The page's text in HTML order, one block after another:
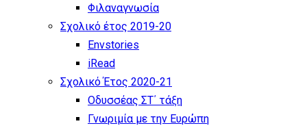
Φιλαναγνωσία
Σχολικό έτος 2019-20
Envstories
iRead
Σχολικό Έτος 2020-21
Οδυσσέας ΣΤ΄ τάξη
Γνωριμία με την Ευρώπη